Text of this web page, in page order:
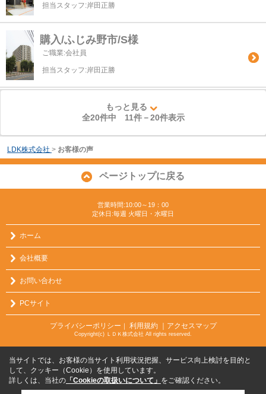
担当スタッフ:岸田正勝
購入/ふじみ野市/S様
ご職業:会社員
担当スタッフ:岸田正勝
もっと見る
全20件中 11件－20件表示
LDK株式会社 > お客様の声
ページトップに戻る
営業時間:10:00～19：00
定休日:毎週 火曜日・水曜日
ホーム
会社概要
お問い合わせ
PCサイト
プライバシーポリシー ｜ 利用規約 ｜アクセスマップ
Copyright(c) ＬＤＫ株式会社 All rights reserved.
当サイトでは、お客様の当サイト利用状況把握、サービス向上検討を目的と
して、クッキー（Cookie）を使用しています。
詳しくは、当社の 「Cookieの取扱いについて」 をご確認ください。